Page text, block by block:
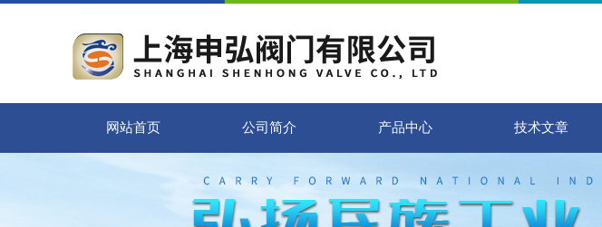
网站首页 公司简介 产品中心 技术文章